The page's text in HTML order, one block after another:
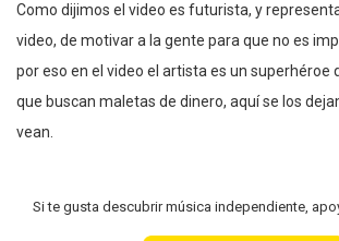
Como dijimos el video es futurista, y
video, de motivar a la gente para que no es
por eso en el video el artista es un superhéroe
que buscan maletas de dinero, aquí se los
vean.
Si te gusta descubrir música independiente,